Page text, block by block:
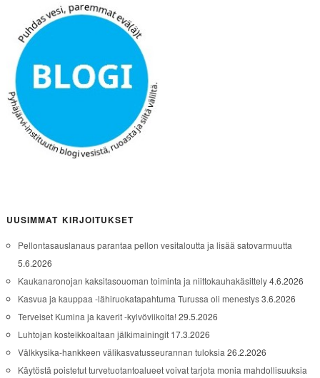
UUSIMMAT KIRJOITUKSET
Pellontasauslanaus parantaa pellon vesitaloutta ja lisää satovarmuutta
5.6.2026
Kaukanaronojan kaksitasouoman toiminta ja niittokauhakäsittely4.6.2026
Kasvua ja kauppaa -lähiruokatapahtuma Turussa oli menestys3.6.2026
Terveiset Kumina ja kaverit -kylvöviikolta!29.5.2026
Luhtojan kosteikkoaltaan jälkimainingit 17.3.2026
Välkkysika-hankkeen välikasvatusseurannan tuloksia 26.2.2026
Käytöstä poistetut turvetuotantoalueet voivat tarjota monia mahdollisuuksia